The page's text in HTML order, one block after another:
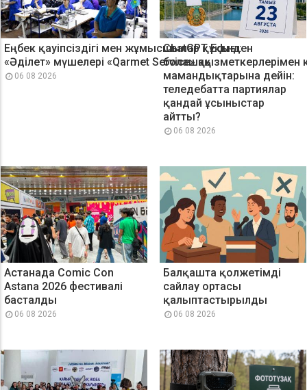
Еңбек қауіпсіздігі мен жұмысшылар құқығы:
«Әділет» мүшелері «Qarmet Service» қызметкерлерімен
06 08 2026
ChatGPT Edu-ден
болашақ
мамандықтарына дейін:
теледебатта партиялар
қандай ұсыныстар
айтты?
06 08 2026
Астанада Comic Con
Astana 2026 фестивалі
басталды
06 08 2026
Балқашта қолжетімді
сайлау ортасы
қалыптастырылды
06 08 2026